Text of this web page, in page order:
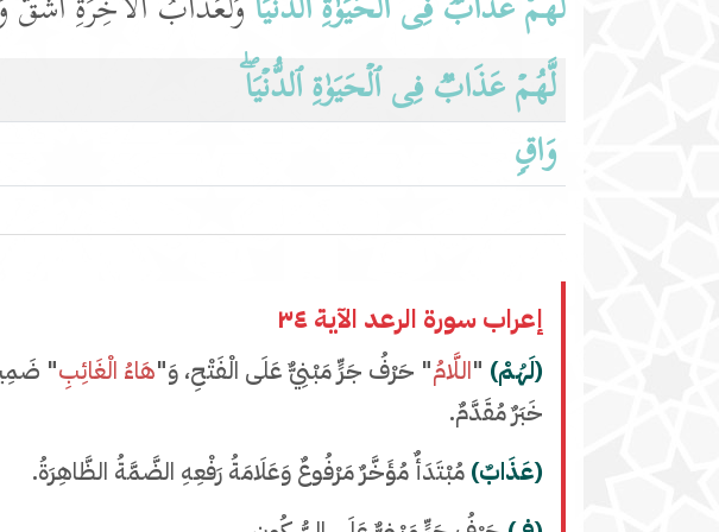
لَّهُمۡ عَذَابࣱ فِی ٱلۡحَیَوٰةِ ٱلدُّنۡیَاۖ وَلَعَذَابُ ٱلۡـَٔاخِرَةِ
لَّهُمۡ عَذَابࣱ فِی ٱلۡحَیَوٰةِ ٱلدُّنۡیَاۖ
وَاقࣲ
إعراب سورة الرعد الآية ٣٤
(لَهُمْ) "اللَّامُ" حَرْفُ جَرٍّ مَبْنِيٌّ عَلَى الْفَتْحِ، وَ"هَاءُ الْغَائِبِ"
خَبَرٌ مُقَدَّمٌ.
(عَذَابٌ) مُبْتَدَأٌ مُؤَخَّرٌ مَرْفُوعٌ وَعَلَامَةُ رَفْعِهِ الضَّمَّةُ الظَّاهِرَةُ.